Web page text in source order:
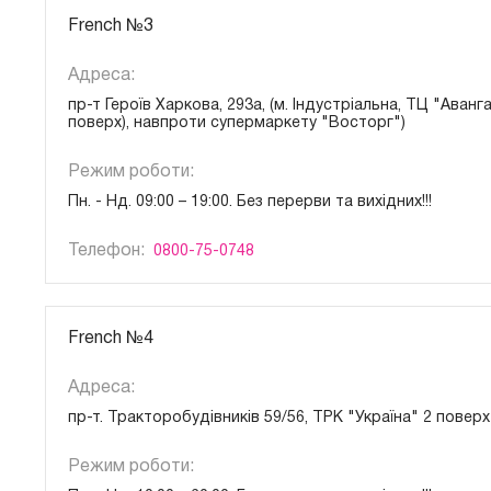
French №3
Адреса:
пр-т Героїв Харкова, 293а, (м. Індустріальна, ТЦ
поверх), навпроти супермаркету "Восторг")
Режим роботи:
Пн. - Нд. 09:00 – 19:00. Без перерви та вихідних!!!
Телефон: 0800-75-0748
French №4
Адреса:
пр-т. Тракторобудівників 59/56, ТРК "Україна" 2 поверх
Режим роботи: